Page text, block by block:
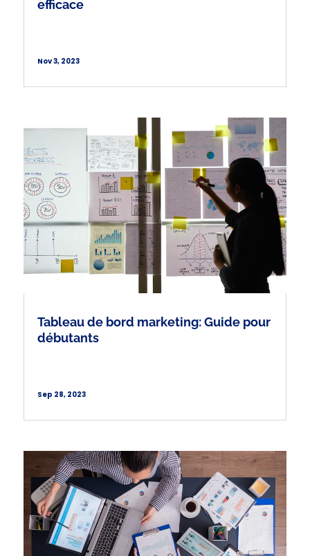
efficace
Nov 3, 2023
Tableau de bord marketing: Guide pour
débutants
Sep 28, 2023